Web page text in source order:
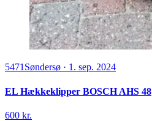
5471 Søndersø · 1. sep. 2024
EL Hækkeklipper BOSCH AHS 48
600 kr.